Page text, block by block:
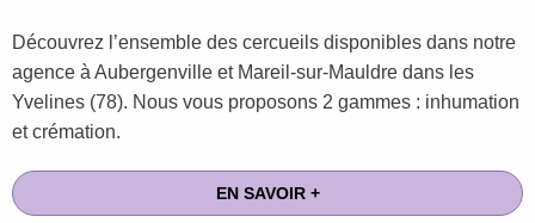
Découvrez l’ensemble des cercueils disponibles dans notre
agence à Aubergenville et Mareil-sur-Mauldre dans les
Yvelines (78). Nous vous proposons 2 gammes : inhumation
et crémation.
EN SAVOIR +